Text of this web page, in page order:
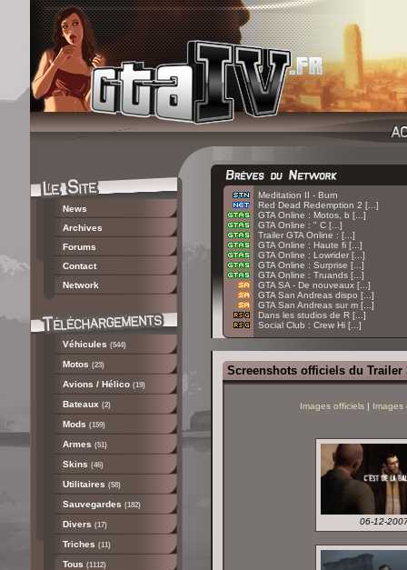
News
Archives
Forums
Contact
Network
Véhicules (544)
Motos (23)
Avions / Hélico (19)
Bateaux (2)
Mods (159)
Armes (51)
Skins (46)
Utilitaires (58)
Sauvegardes (182)
Divers (17)
Triches (11)
Tous (1112)
Meditation II - Burn
Red Dead Redemption 2 [...]
GTA Online : Motos, b [...]
GTA Online : " C [...]
Trailer GTA Online : [...]
GTA Online : Haute fi [...]
GTA Online : Lowrider [...]
GTA Online : Surprise [...]
GTA Online : Truands [...]
GTA SA - De nouveaux [...]
GTA San Andreas dispo [...]
GTA San Andreas sur m [...]
Dans les studios de R [...]
Social Club : Crew Hi [...]
Screenshots officiels du Trailer
Images officiels| Images
06-12-